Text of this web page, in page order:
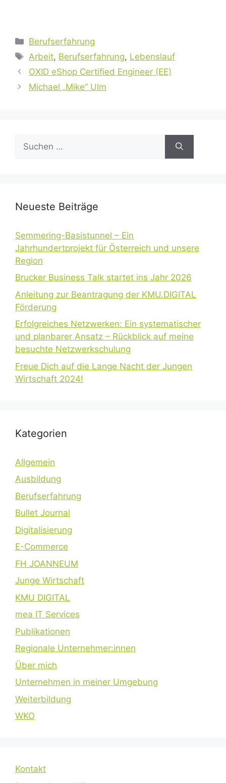
Kategorien
Berufserfahrung
Schlagwörter
Arbeit, Berufserfahrung, Lebenslauf
OXID eShop Certified Engineer (EE)
Michael „Mike“ Ulm
nach:
Neueste Beiträge
Semmering-Basistunnel – Ein
Jahrhundertprojekt für Österreich und unsere
Region
Brucker Business Talk startet ins Jahr 2026
Anleitung zur Beantragung der KMU.DIGITAL
Förderung
Erfolgreiches Netzwerken: Ein systematischer
und planbarer Ansatz – Rückblick auf meine
besuchte Netzwerkschulung
Freue Dich auf die Lange Nacht der Jungen
Wirtschaft 2024!
Kategorien
Allgemein
Ausbildung
Berufserfahrung
Bullet Journal
Digitalisierung
E-Commerce
FH JOANNEUM
Junge Wirtschaft
KMU DIGITAL
mea IT Services
Publikationen
Regionale Unternehmer:innen
Über mich
Unternehmen in meiner Umgebung
Weiterbildung
WKO
Kontakt